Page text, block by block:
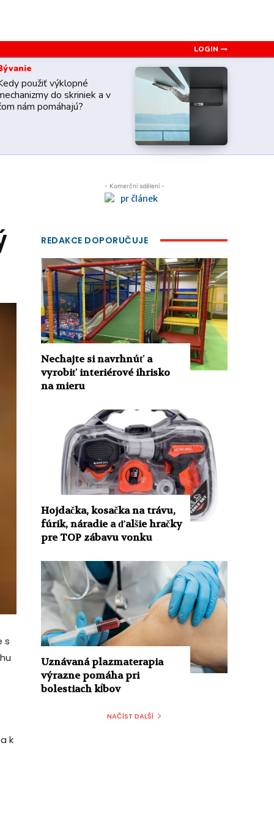
LOGIN
použiť výklopné
do skriniek a v
nám pomáhajú?
s
k
- Komerční sdělení -
REDAKCE DOPORUČUJE
Nechajte si navrhnúť a
vyrobiť interiérové ​​ihrisko
na mieru
Hojdačka, kosačka na trávu,
fúrik, náradie a ďalšie hračky
pre TOP zábavu vonku
Uznávaná plazmaterapia
výrazne pomáha pri
bolestiach kĺbov
NAČÍST DALŠÍ